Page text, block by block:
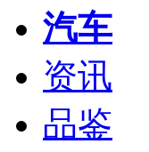
汽车
资讯
品鉴